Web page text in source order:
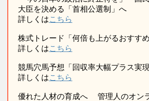
大臣を決める「首相公選制」へ
詳しくはこちら
株式トレード「何倍も上がるおすす
詳しくはこちら
競馬穴馬予想「回収率大幅プラス実
詳しくはこちら
優れた人材の育成へ 管理人のオン